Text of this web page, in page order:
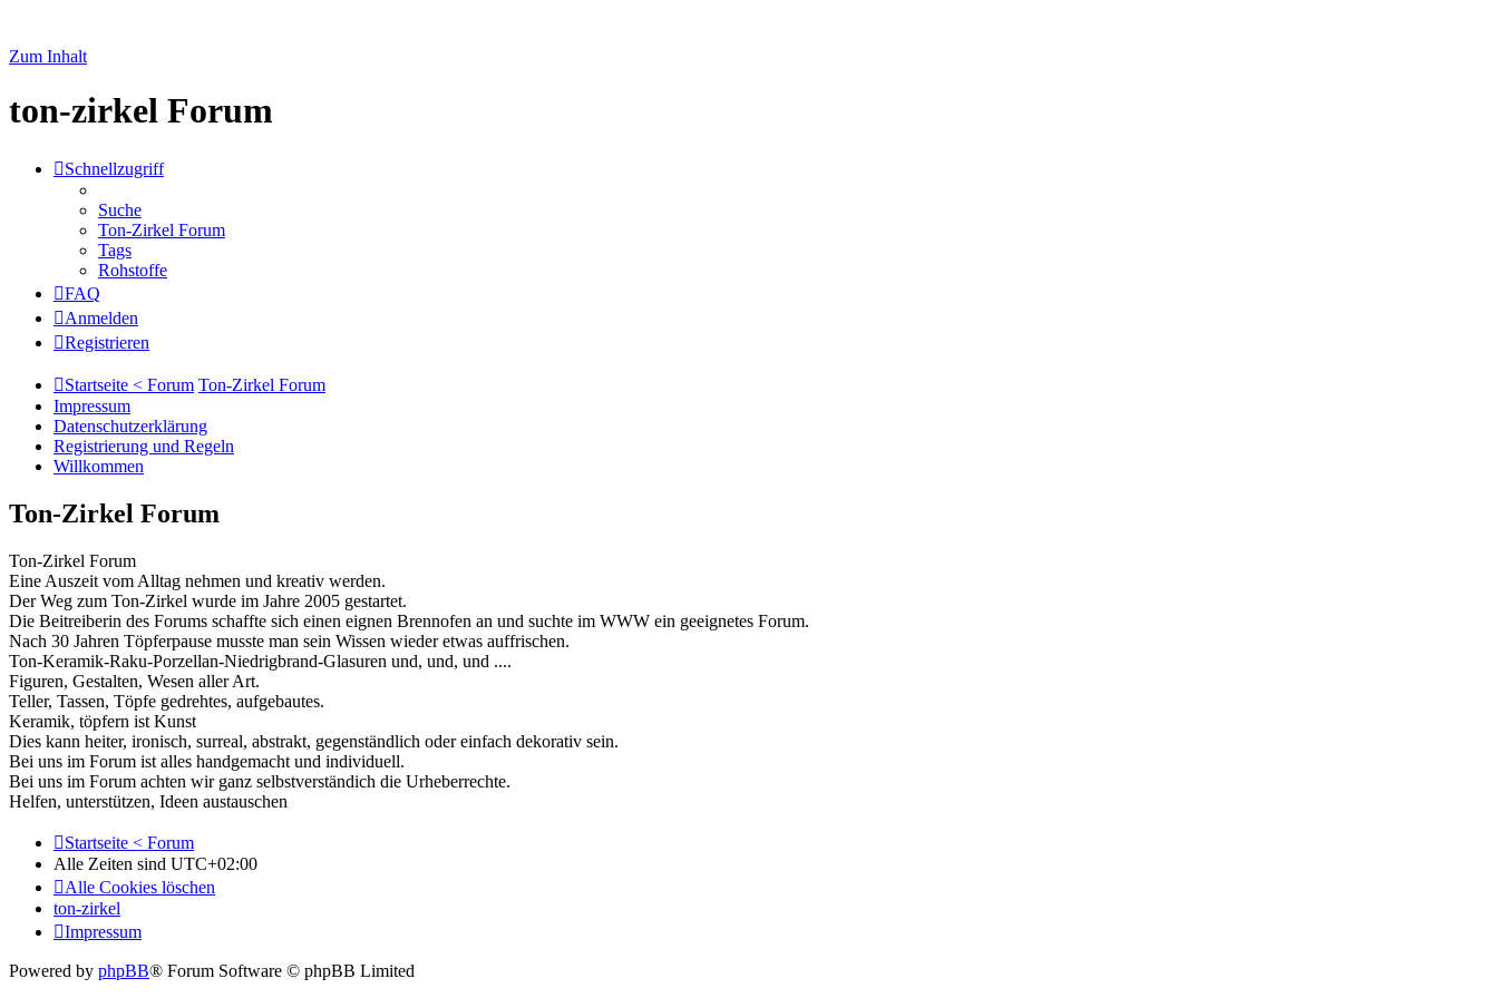
Zum Inhalt
ton-zirkel Forum
Schnellzugriff
Suche
Ton-Zirkel Forum
Tags
Rohstoffe
FAQ
Anmelden
Registrieren
Startseite < Forum Ton-Zirkel Forum
Impressum
Datenschutzerklärung
Registrierung und Regeln
Willkommen
Ton-Zirkel Forum
Ton-Zirkel Forum
Eine Auszeit vom Alltag nehmen und kreativ werden.
Der Weg zum Ton-Zirkel wurde im Jahre 2005 gestartet.
Die Beitreiberin des Forums schaffte sich einen eignen Brennofen an und suchte im WWW ein geeignetes Forum.
Nach 30 Jahren Töpferpause musste man sein Wissen wieder etwas auffrischen.
Ton-Keramik-Raku-Porzellan-Niedrigbrand-Glasuren und, und, und ....
Figuren, Gestalten, Wesen aller Art.
Teller, Tassen, Töpfe gedrehtes, aufgebautes.
Keramik, töpfern ist Kunst
Dies kann heiter, ironisch, surreal, abstrakt, gegenständlich oder einfach dekorativ sein.
Bei uns im Forum ist alles handgemacht und individuell.
Bei uns im Forum achten wir ganz selbstverständich die Urheberrechte.
Helfen, unterstützen, Ideen austauschen
Startseite < Forum
Alle Zeiten sind UTC+02:00
Alle Cookies löschen
ton-zirkel
Impressum
Powered by phpBB® Forum Software © phpBB Limited